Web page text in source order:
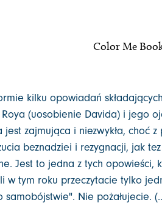
Color Me
kilku opowiadań
Roya (uosobienie Davida) i jego
zajmująca i niezwykła, choć z
beznadziei i rezygnacji, jak
Jest to jedna z tych opowieści,
w tym roku przeczytacie tylko
Nie pożałujecie.